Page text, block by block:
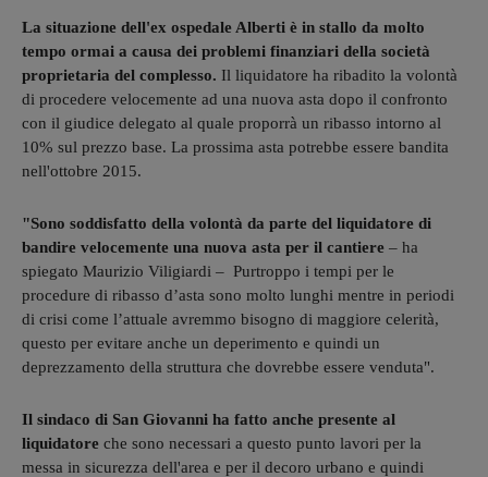
La situazione dell'ex ospedale Alberti è in stallo da molto
tempo ormai a causa dei problemi finanziari della società
proprietaria del complesso. Il liquidatore ha ribadito la volontà
di procedere velocemente ad una nuova asta dopo il confronto
con il giudice delegato al quale proporrà un ribasso intorno al
10% sul prezzo base. La prossima asta potrebbe essere bandita
nell'ottobre 2015.
"Sono soddisfatto della volontà da parte del liquidatore di
bandire velocemente una nuova asta per il cantiere – ha
spiegato Maurizio Viligiardi – Purtroppo i tempi per le
procedure di ribasso d’asta sono molto lunghi mentre in periodi
di crisi come l’attuale avremmo bisogno di maggiore celerità,
questo per evitare anche un deperimento e quindi un
deprezzamento della struttura che dovrebbe essere venduta".
Il sindaco di San Giovanni ha fatto anche presente al
liquidatore che sono necessari a questo punto lavori per la
messa in sicurezza dell'area e per il decoro urbano e quindi